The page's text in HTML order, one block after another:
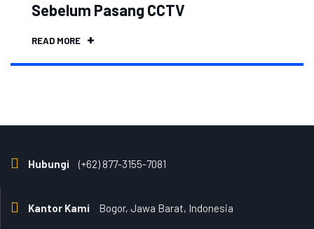
Sebelum Pasang CCTV
READ MORE
Hubungi (+62) 877-3155-7081
Kantor Kami Bogor, Jawa Barat, Indonesia